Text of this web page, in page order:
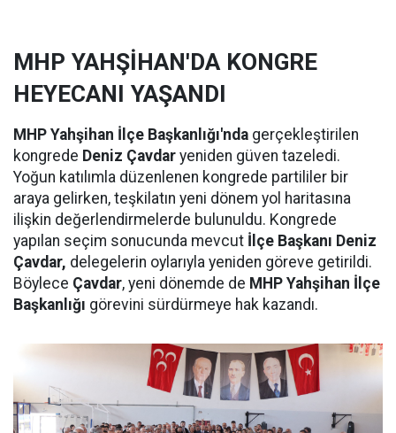
MHP YAHŞİHAN'DA KONGRE
HEYECANI YAŞANDI
MHP Yahşihan İlçe Başkanlığı'nda gerçekleştirilen
kongrede Deniz Çavdar yeniden güven tazeledi.
Yoğun katılımla düzenlenen kongrede partililer bir
araya gelirken, teşkilatın yeni dönem yol haritasına
ilişkin değerlendirmelerde bulunuldu. Kongrede
yapılan seçim sonucunda mevcut İlçe Başkanı Deniz
Çavdar, delegelerin oylarıyla yeniden göreve getirildi.
Böylece Çavdar, yeni dönemde de MHP Yahşihan İlçe
Başkanlığı görevini sürdürmeye hak kazandı.